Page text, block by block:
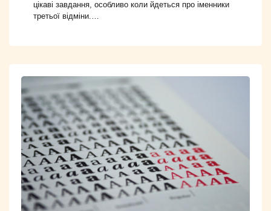
цікаві завдання, особливо коли йдеться про іменники
третьої відміни.…